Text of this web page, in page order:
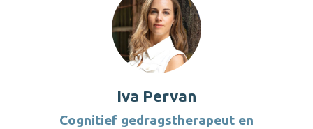
Iva Pervan
Cognitief gedragstherapeut en